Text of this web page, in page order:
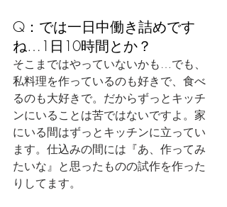
Q：では一日中働き詰めです
ね…1日10時間とか？
そこまではやっていないかも…でも、
私料理を作っているのも好きで、食べ
るのも大好きで。だからずっとキッチ
ンにいることは苦ではないですよ。家
にいる間はずっとキッチンに立ってい
ます。仕込みの間には『あ、作ってみ
たいな』と思ったものの試作を作った
りしてます。